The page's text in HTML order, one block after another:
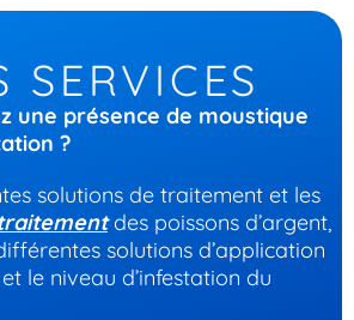
SERVICES
une présence de moustique
?
solutions de traitement et les
des poissons d’argent,
solutions d’application
le niveau d’infestation du